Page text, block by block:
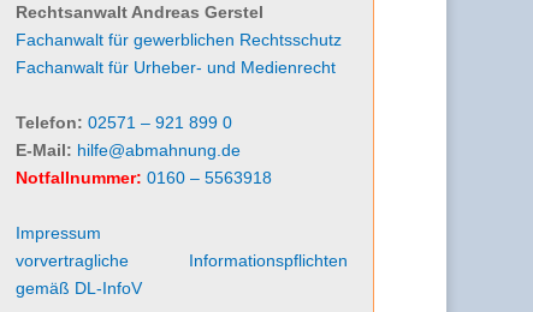
Rechtsanwalt Andreas Gerstel
Fachanwalt für gewerblichen Rechtsschutz
Fachanwalt für Urheber- und Medienrecht
Telefon: 02571 – 921 899 0
E-Mail: hilfe@abmahnung.de
Notfallnummer: 0160 – 5563918
Impressum
vorvertragliche Informationspflichten
gemäß DL-InfoV